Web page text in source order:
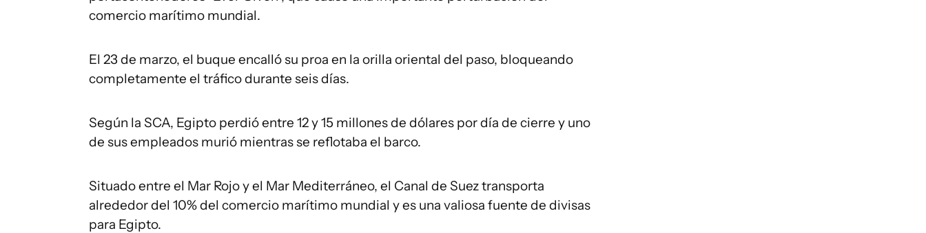
comercio marítimo mundial.
El 23 de marzo, el buque encalló su proa en la orilla oriental del paso, bloqueando
completamente el tráfico durante seis días.
Según la SCA, Egipto perdió entre 12 y 15 millones de dólares por día de cierre y uno
de sus empleados murió mientras se reflotaba el barco.
Situado entre el Mar Rojo y el Mar Mediterráneo, el Canal de Suez transporta
alrededor del 10% del comercio marítimo mundial y es una valiosa fuente de divisas
para Egipto.